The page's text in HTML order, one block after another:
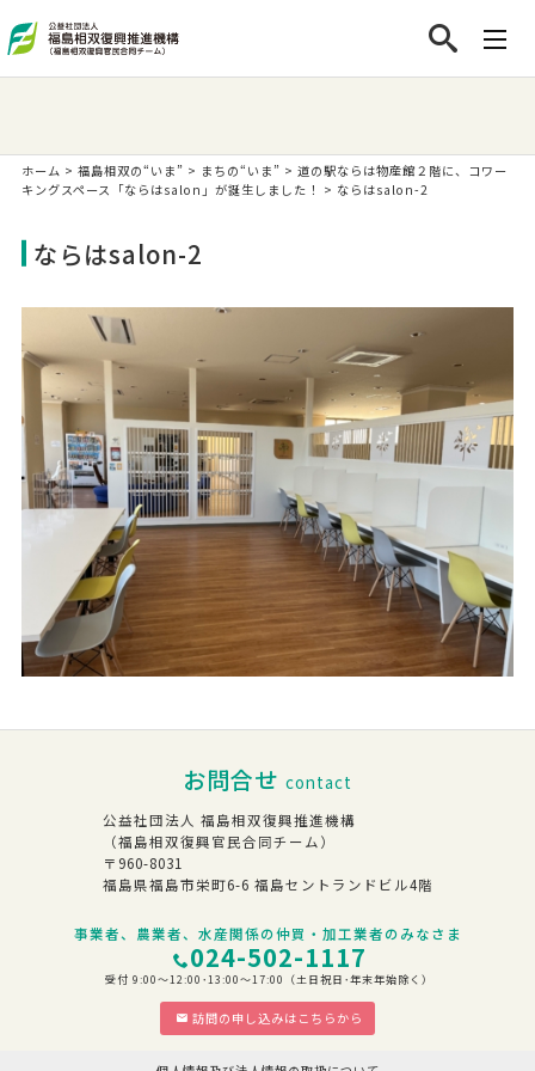
ホーム > 福島相双の“いま” > まちの“いま” > 道の駅ならは物産館２階に、コワー
キングスペース「ならはsalon」が誕生しました！ > ならはsalon-2
ならはsalon-2
お問合せ contact
公益社団法人 福島相双復興推進機構
（福島相双復興官民合同チーム）
〒960-8031
福島県福島市栄町6-6 福島セントランドビル4階
事業者、農業者、水産関係の仲買・加工業者のみなさま
024-502-1117
受付 9:00～12:00･13:00～17:00（土日祝日･年末年始除く）
訪問の申し込みはこちらから